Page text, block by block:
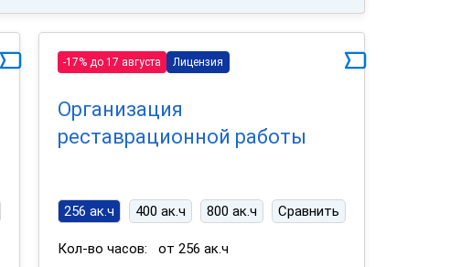
-17% до 17 августа Лицензия
Организация
реставрационной работы
256 ак.ч 400 ак.ч 800 ак.ч Сравнить
Кол-во часов:
от 256 ак.ч